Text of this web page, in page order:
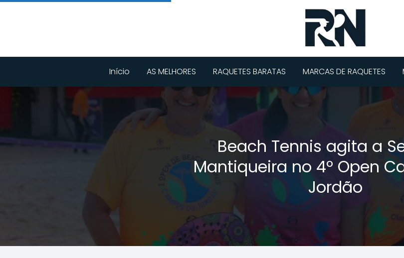
Início AS MELHORES RAQUETES BARATAS MARCAS DE RAQUETES
Beach Tennis agita a
Mantiqueira no 4º Open
Jordão